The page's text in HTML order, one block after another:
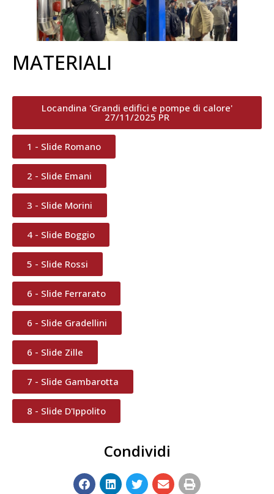
MATERIALI
Locandina 'Grandi edifici e pompe di calore'
27/11/2025 PR
1 - Slide Romano
2 - Slide Emani
3 - Slide Morini
4 - Slide Boggio
5 - Slide Rossi
6 - Slide Ferrarato
6 - Slide Gradellini
6 - Slide Zille
7 - Slide Gambarotta
8 - Slide D'Ippolito
Condividi